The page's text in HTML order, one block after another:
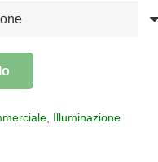
, Illuminazione